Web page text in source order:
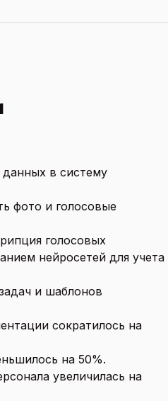
данных в систему
фото и голосовые
голосовых
нейросетей для учета
и шаблонов
сократилось на
на 50%.
увеличилась на